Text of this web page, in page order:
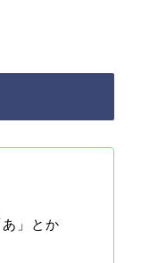
あ」とか